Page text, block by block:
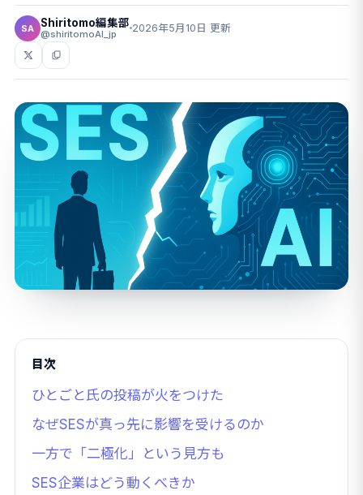
SA Shiritomo編集部
@shiritomoAI_jp 2026年5月10日 更新
目次
ひとごと氏の投稿が火をつけた
なぜSESが真っ先に影響を受けるのか
一方で「二極化」という見方も
SES企業はどう動くべきか